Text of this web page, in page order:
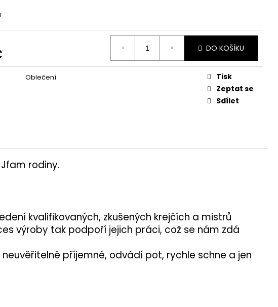
DO KOŠÍKU
Oblečení
Tisk
Zeptat se
Sdílet
rodiny.
kvalifikovaných, zkušených krejčích a mistrů
výroby tak podpoří jejich práci, což se nám zdá
neuvěřitelně příjemné, odvádí pot, rychle schne a jen